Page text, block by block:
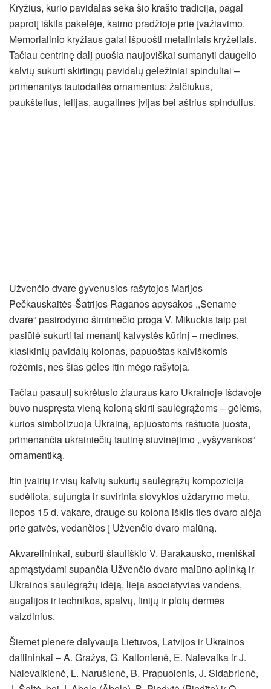
Kryžius, kurio pavidalas seka šio krašto tradicija, pagal
paprotį iškils pakelėje, kaimo pradžioje prie įvažiavimo.
Memorialinio kryžiaus galai išpuošti metaliniais kryželiais.
Tačiau centrinę dalį puošia naujoviškai sumanyti daugelio
kalvių sukurti skirtingų pavidalų geležiniai spinduliai –
primenantys tautodailės ornamentus: žalčiukus,
paukštelius, lelijas, augalines įvijas bei aštrius spindulius.
Užvenčio dvare gyvenusios rašytojos Marijos
Pečkauskaitės-Šatrijos Raganos apysakos ,,Sename
dvare“ pasirodymo šimtmečio proga V. Mikuckis taip pat
pasiūlė sukurti tai menantį kalvystės kūrinį – medines,
klasikinių pavidalų kolonas, papuoštas kalviškomis
rožėmis, nes šias gėles itin mėgo rašytoja.
Tačiau pasaulį sukrėtusio žiauraus karo Ukrainoje išdavoje
buvo nuspręsta vieną koloną skirti saulėgrąžoms – gėlėms,
kurios simbolizuoja Ukrainą, apjuostoms raštuota juosta,
primenančia ukrainiečių tautinę siuvinėjimo ,,vyšyvankos“
ornamentiką.
Itin įvairių ir visų kalvių sukurtų saulėgrąžų kompozicija
sudėliota, sujungta ir suvirinta stovyklos uždarymo metu,
liepos 15 d. vakare, drauge su kolona iškils ties dvaro alėja
prie gatvės, vedančios į Užvenčio dvaro malūną.
Akvarelininkai, suburti šiauliškio V. Barakausko, meniškai
apmąstydami supančia Užvenčio dvaro malūno aplinką ir
Ukrainos saulėgrąžų idėją, lieja asociatyvias vandens,
augalijos ir technikos, spalvų, linijų ir plotų dermės
vaizdinius.
Šiemet plenere dalyvauja Lietuvos, Latvijos ir Ukrainos
dailininkai – A. Gražys, G. Kaltonienė, E. Nalevaika ir J.
Nalevaikienė, L. Narušienė, B. Prapuolenis, J. Sidabrienė,